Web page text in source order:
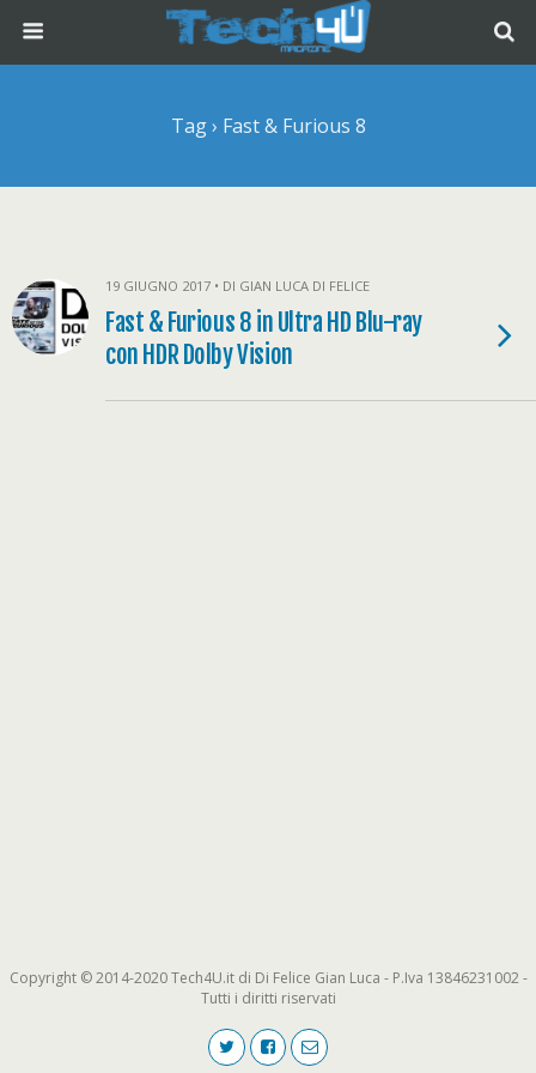
Tag › Fast & Furious 8
19 GIUGNO 2017 • DI GIAN LUCA DI FELICE
Fast & Furious 8 in Ultra HD Blu-ray
con HDR Dolby Vision
Copyright © 2014-2020 Tech4U.it di Di Felice Gian Luca - P.Iva 13846231002 -
Tutti i diritti riservati